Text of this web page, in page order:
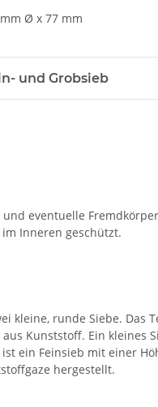
Ø x 77 mm
und Grobsieb
eventuelle
Inneren geschützt.
kleine, runde Siebe. Das
Kunststoff. Ein kleines
ein Feinsieb mit einer
hergestellt.